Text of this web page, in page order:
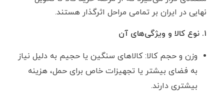
نهایی در ایران بر تمامی مراحل اثرگذار هستند.
۱. نوع کالا و ویژگی‌های آن
وزن و حجم کالا: کالاهای سنگین یا حجیم به دلیل نیاز
به فضای بیشتر یا تجهیزات خاص برای حمل، هزینه
بیشتری دارند.